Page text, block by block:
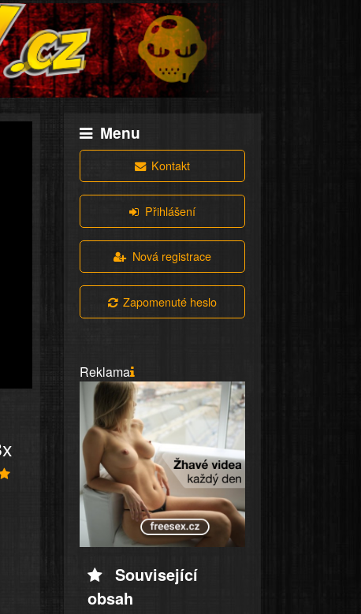
Menu
Kontakt
Přihlášení
Nová registrace
Zapomenuté heslo
Reklama
Související
obsah